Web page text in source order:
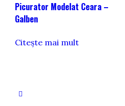
Picurator Modelat Ceara –
Galben
Citește mai mult